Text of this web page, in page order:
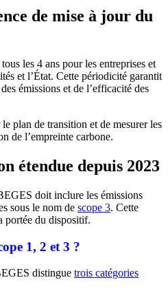
de mise à jour du
les 4 ans pour les entreprises et
et l’État. Cette périodicité garantit
émissions et de l’efficacité des
plan de transition et de mesurer les
de l’empreinte carbone.
étendue depuis 2023
doit inclure les émissions
sous le nom de scope 3. Cette
portée du dispositif.
1, 2 et 3 ?
distingue trois catégories